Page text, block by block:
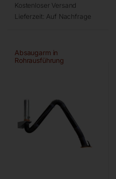
Kostenloser Versand
Lieferzeit: Auf Nachfrage
Absaugarm in
Rohrausführung